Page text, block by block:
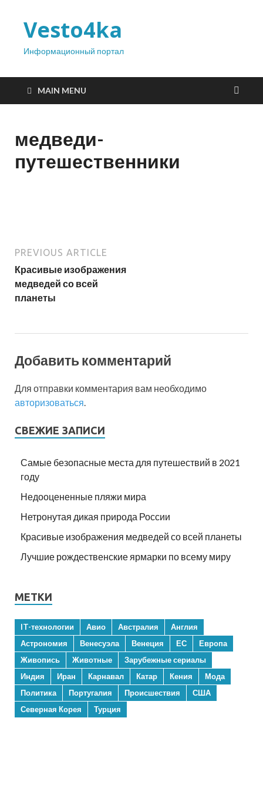
Vesto4ka
Информационный портал
MAIN MENU
медведи-
путешественники
PREVIOUS ARTICLE
Красивые изображения
медведей со всей
планеты
Добавить комментарий
Для отправки комментария вам необходимо
авторизоваться
СВЕЖИЕ ЗАПИСИ
Самые безопасные места для путешествий в 2021
году
Недооцененные пляжи мира
Нетронутая дикая природа России
Красивые изображения медведей со всей планеты
Лучшие рождественские ярмарки по всему миру
МЕТКИ
IT-технологии Авио Австралия
Англия
Астрономия
Венесуэла Венеция ЕС
Европа
Живопись
Животные
Зарубежные сериалы
Индия
Иран Карнавал Катар Кения
Мода
Политика
Португалия Происшествия
США
Северная Корея
Турция